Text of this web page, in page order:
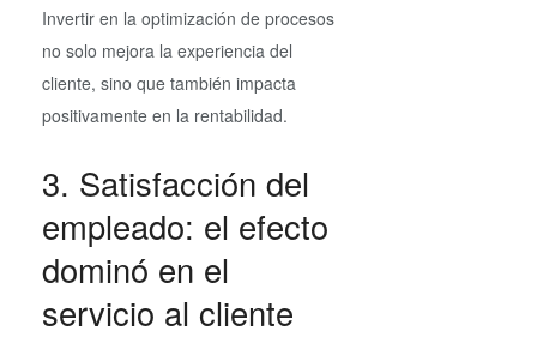
Invertir en la optimización de procesos
no solo mejora la experiencia del
cliente, sino que también impacta
positivamente en la rentabilidad.
3. Satisfacción del
empleado: el efecto
dominó en el
servicio al cliente